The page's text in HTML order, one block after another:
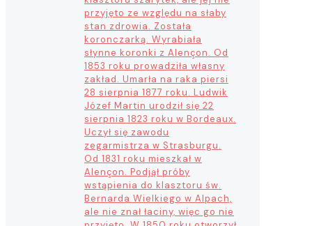
przyjęto ze względu na słaby
stan zdrowia. Została
koronczarką. Wyrabiała
słynne koronki z Alençon. Od
1853 roku prowadziła własny
zakład. Umarła na raka piersi
28 sierpnia 1877 roku. Ludwik
Józef Martin urodził się 22
sierpnia 1823 roku w Bordeaux.
Uczył się zawodu
zegarmistrza w Strasburgu.
Od 1831 roku mieszkał w
Alençon. Podjął próby
wstąpienia do klasztoru św.
Bernarda Wielkiego w Alpach,
ale nie znał łaciny, więc go nie